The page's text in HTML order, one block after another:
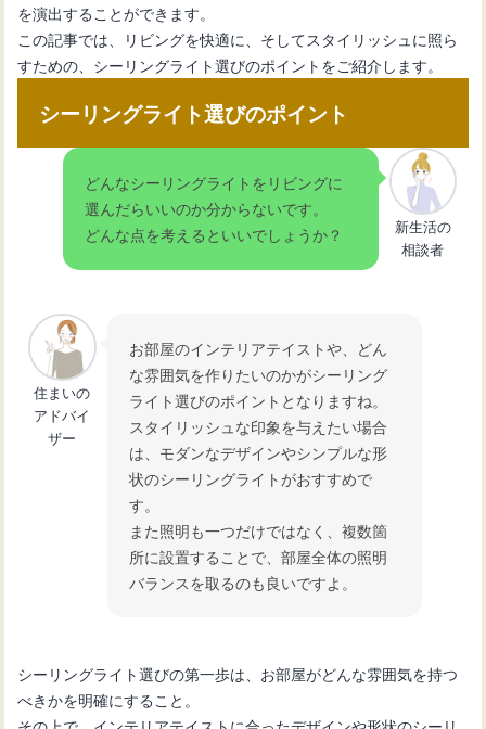
リビングに犬のトイレを設置する際の
おしゃれな工夫
リビングを彩るおしゃれラグの選び方
とおすすめデザイン
北欧風リビングの魅力！おしゃれなコ
【部屋のコーディネート】リビングを
おしゃれにするポイント
リビングボード選びのポイントとおし
を演出することができます。
この記事では、リビングを快適に、そしてスタイリッシュに照ら
すための、シーリングライト選びのポイントをご紹介します。
シーリングライト選びのポイント
どんなシーリングライトをリビングに
選んだらいいのか分からないです。
どんな点を考えるといいでしょうか？
新生活の
相談者
住まいの
アドバイ
ザー
お部屋のインテリアテイストや、どん
な雰囲気を作りたいのかがシーリング
ライト選びのポイントとなりますね。
スタイリッシュな印象を与えたい場合
は、モダンなデザインやシンプルな形
状のシーリングライトがおすすめで
す。
また照明も一つだけではなく、複数箇
所に設置することで、部屋全体の照明
バランスを取るのも良いですよ。
シーリングライト選びの第一歩は、お部屋がどんな雰囲気を持つ
べきかを明確にすること。